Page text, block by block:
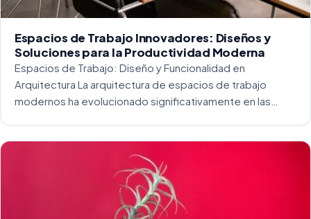
Espacios de Trabajo Innovadores: Diseños y
Soluciones para la Productividad Moderna
Espacios de Trabajo: Diseño y Funcionalidad en
Arquitectura La arquitectura de espacios de trabajo
modernos ha evolucionado significativamente en las